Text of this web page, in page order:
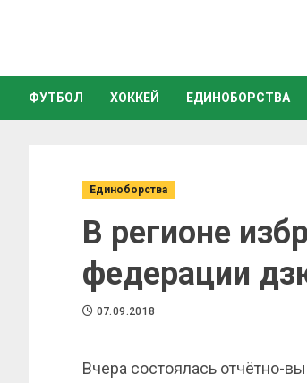
ФУТБОЛ ХОККЕЙ ЕДИНОБОРСТВА
Единоборства
В регионе
федерации
07.09.2018
Вчера состоялась отчётно-